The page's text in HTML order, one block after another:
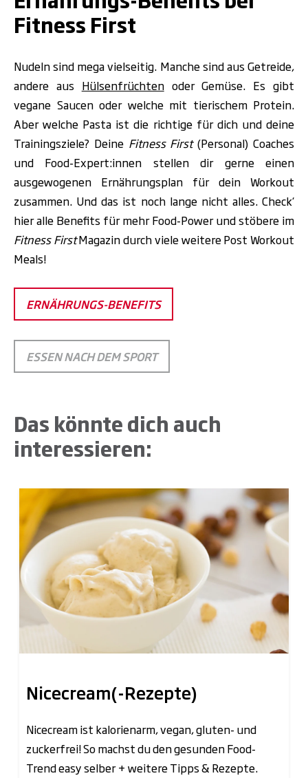
Fitness First
Nudeln sind mega vielseitig. Manche sind aus Getreide,
andere aus Hülsenfrüchtenoder Gemüse. Es gibt
vegane Saucen oder welche mit tierischem Protein.
Aber welche Pasta ist die richtige für dich und deine
Trainingsziele? Deine Fitness First(Personal) Coaches
und Food-Expert:innen stellendir gerne einen
ausgewogenen Ernährungsplan für dein Workout
zusammen. Und das ist noch lange nicht alles. Check‘
hier alle Benefits für mehr Food-Power und stöbere im
Fitness FirstMagazin durch viele weitere Post Workout
Meals!
ERNÄHRUNGS-BENEFITS
ESSEN NACH DEM SPORT
Das könnte dich auch
interessieren:
Nicecream(-Rezepte)
Nicecream ist kalorienarm, vegan, gluten- und
zuckerfrei! So machst du den gesunden Food-
Trend easy selber + weitere Tipps & Rezepte.